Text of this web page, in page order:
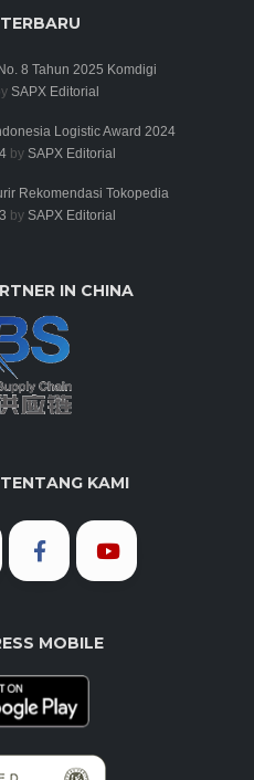
8 Tahun 2025 Komdigi
SAPX Editorial
Logistic Award 2024
by SAPX Editorial
Rekomendasi Tokopedia
by SAPX Editorial
IN CHINA
KAMI
MOBILE